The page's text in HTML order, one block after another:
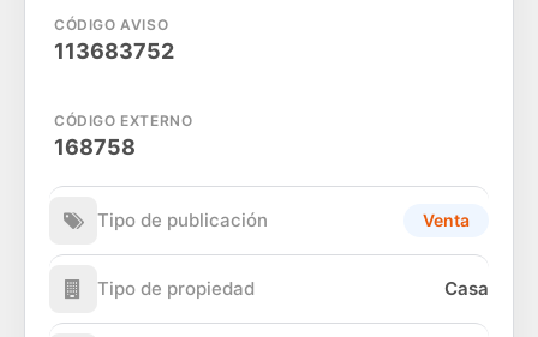
CÓDIGO AVISO
113683752
CÓDIGO EXTERNO
168758
Tipo de publicación Venta
Tipo de propiedad Casa